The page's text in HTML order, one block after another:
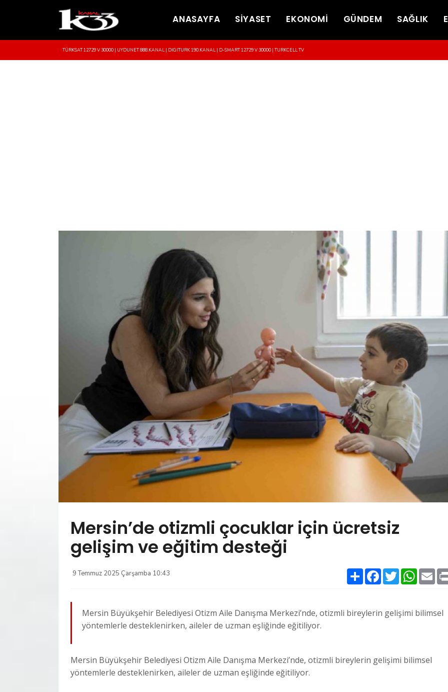
ANASAYFA SİYASET EKONOMİ GÜNDEM SAĞLIK
TÜRKSAT 12729 V 30000 | UYDUNET 888.KANAL | DIGITURK 190.KANAL | D-SMART 12729 V 30000 | TURKCELL TV
Mersin’de otizmli çocuklar için ücretsiz
gelişim ve eğitim desteği
9 Temmuz 2025 Çarşamba 10:43 PaylaşFacebookTwitter
Mersin Büyükşehir Belediyesi Otizm Aile Danışma Merkezi’nde, otizmli bireylerin gelişimi bilimsel
yöntemlerle desteklenirken, aileler de uzman eşliğinde eğitiliyor.
Mersin Büyükşehir Belediyesi Otizm Aile Danışma Merkezi’nde, otizmli bireylerin gelişimi bilimsel
yöntemlerle desteklenirken, aileler de uzman eşliğinde eğitiliyor.